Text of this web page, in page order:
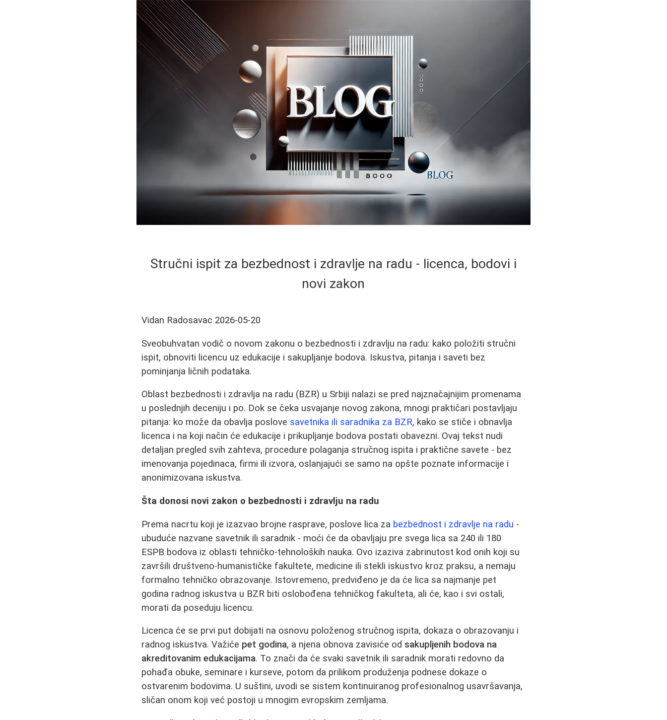
Stručni ispit za bezbednost i zdravlje na radu - licenca, bodovi i
novi zakon
Vidan Radosavac 2026-05-20
Sveobuhvatan vodič o novom zakonu o bezbednosti i zdravlju na radu: kako položiti stručni
ispit, obnoviti licencu uz edukacije i sakupljanje bodova. Iskustva, pitanja i saveti bez
pominjanja ličnih podataka.
Oblast bezbednosti i zdravlja na radu (BZR) u Srbiji nalazi se pred najznačajnijim promenama
u poslednjih deceniju i po. Dok se čeka usvajanje novog zakona, mnogi praktičari postavljaju
pitanja: ko može da obavlja poslove savetnika ili saradnika za BZR, kako se stiče i obnavlja
licenca i na koji način će edukacije i prikupljanje bodova postati obavezni. Ovaj tekst nudi
detaljan pregled svih zahteva, procedure polaganja stručnog ispita i praktične savete - bez
imenovanja pojedinaca, firmi ili izvora, oslanjajući se samo na opšte poznate informacije i
anonimizovana iskustva.
Šta donosi novi zakon o bezbednosti i zdravlju na radu
Prema nacrtu koji je izazvao brojne rasprave, poslove lica za bezbednost i zdravlje na radu -
ubuduće nazvane savetnik ili saradnik - moći će da obavljaju pre svega lica sa 240 ili 180
ESPB bodova iz oblasti tehničko‑tehnoloških nauka. Ovo izaziva zabrinutost kod onih koji su
završili društveno‑humanističke fakultete, medicine ili stekli iskustvo kroz praksu, a nemaju
formalno tehničko obrazovanje. Istovremeno, predviđeno je da će lica sa najmanje pet
godina radnog iskustva u BZR biti oslobođena tehničkog fakulteta, ali će, kao i svi ostali,
morati da poseduju licencu.
Licenca će se prvi put dobijati na osnovu položenog stručnog ispita, dokaza o obrazovanju i
radnog iskustva. Važiće pet godina, a njena obnova zavisiće od sakupljenih bodova na
akreditovanim edukacijama. To znači da će svaki savetnik ili saradnik morati redovno da
pohađa obuke, seminare i kurseve, potom da prilikom produženja podnese dokaze o
ostvarenim bodovima. U suštini, uvodi se sistem kontinuiranog profesionalnog usavršavanja,
sličan onom koji već postoji u mnogim evropskim zemljama.